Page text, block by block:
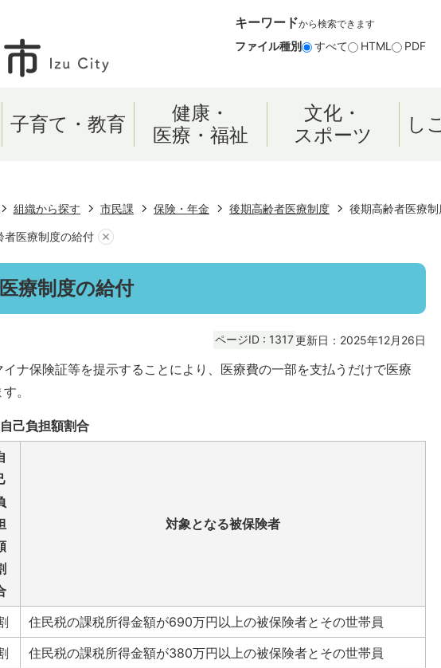
キーワードから検索できます
ファイル種別 すべて HTML PDF
子育て・教育
健康・
医療・福祉
文化・
スポーツ
し
組織から探す 市民課 保険・年金 後期高齢者医療制度
後期高齢者医療
者医療制度の給付
療制度の給付
ページID : 1317更新日：2025年12月26日
ナ保険証等を提示することにより、医療費の一部を支払うだけで医療
。
己負担額割合
対象となる被保険者
住民税の課税所得金額が690万円以上の被保険者とその世帯員
住民税の課税所得金額が380万円以上の被保険者とその世帯員